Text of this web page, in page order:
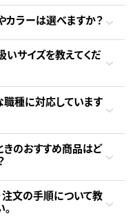
カラーは選べますか？
いサイズを教えてくだ
職種に対応しています
きのおすすめ商品はど
注文の手順について教